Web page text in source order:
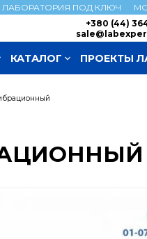
ЛАБОРАТОРИЯ ПОД КЛЮЧ
+380 (44)
КАТАЛОГ ПРОЕКТЫ